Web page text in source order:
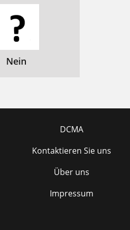
Nein
DCMA
Kontaktieren Sie uns
Über uns
Impressum